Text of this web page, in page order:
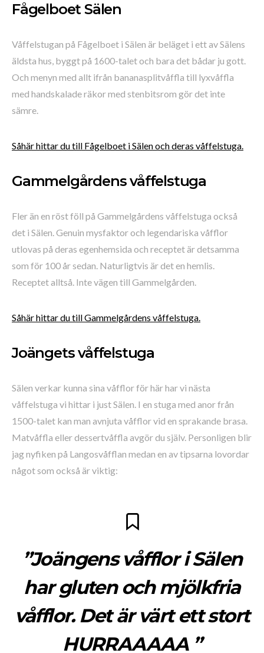
Fågelboet Sälen
Våffelstugan på Fågelboet i Sälen är beläget i ett av Sälens
äldsta hus, byggt på 1600-talet och bara det bådar ju gott.
Och menyn med allt ifrån bananasplitvåffla till lyxvåffla
med handskalade räkor med stenbitsrom gör det inte
sämre.
Såhär hittar du till Fågelboet i Sälen och deras våffelstuga.
Gammelgårdens våffelstuga
Fler än en röst föll på Gammelgårdens våffelstuga också
det i Sälen. Genuin mysfaktor och legendariska våfflor
utlovas på deras egenhemsida och receptet är detsamma
som för 100 år sedan. Naturligtvis är det en hemlis.
Receptet alltså. Inte vägen till Gammelgården.
Såhär hittar du till Gammelgårdens våffelstuga.
Joängets våffelstuga
Sälen verkar kunna sina våfflor för här har vi nästa
våffelstuga vi hittar i just Sälen. I en stuga med anor från
1500-talet kan man avnjuta våfflor vid en sprakande brasa.
Matvåffla eller dessertvåffla avgör du själv. Personligen blir
jag nyfiken på Langosvåfflan medan en av tipsarna lovordar
något som också är viktig:
”Joängens våfflor i Sälen
har gluten och mjölkfria
våfflor. Det är värt ett stort
HURRAAAAA ”